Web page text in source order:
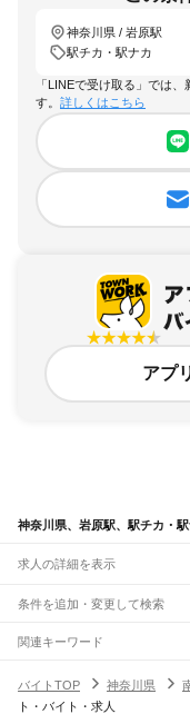
神奈川県 / 岩原駅
駅チカ・駅ナカ
「LINEで受け取る」では
す。 詳しくはこちら
アプ
神奈川県、岩原駅、駅チカ・
求人の詳細を表示
条件を追加・変更して検索
市区町村を追加・変更
神奈川県
すべて
横浜市 すべて
駅を追加・変更
職種を追加・変更
関連キーワード
バイトTOP
神奈川県
ト・バイト・求人